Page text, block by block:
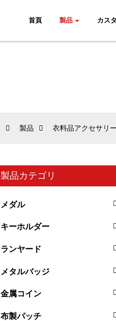
首頁 製品 カス
製品 衣料品アクセサリー
製品カテゴリ
メダル
キーホルダー
ランヤード
メタルバッジ
金属コイン
布製パッチ